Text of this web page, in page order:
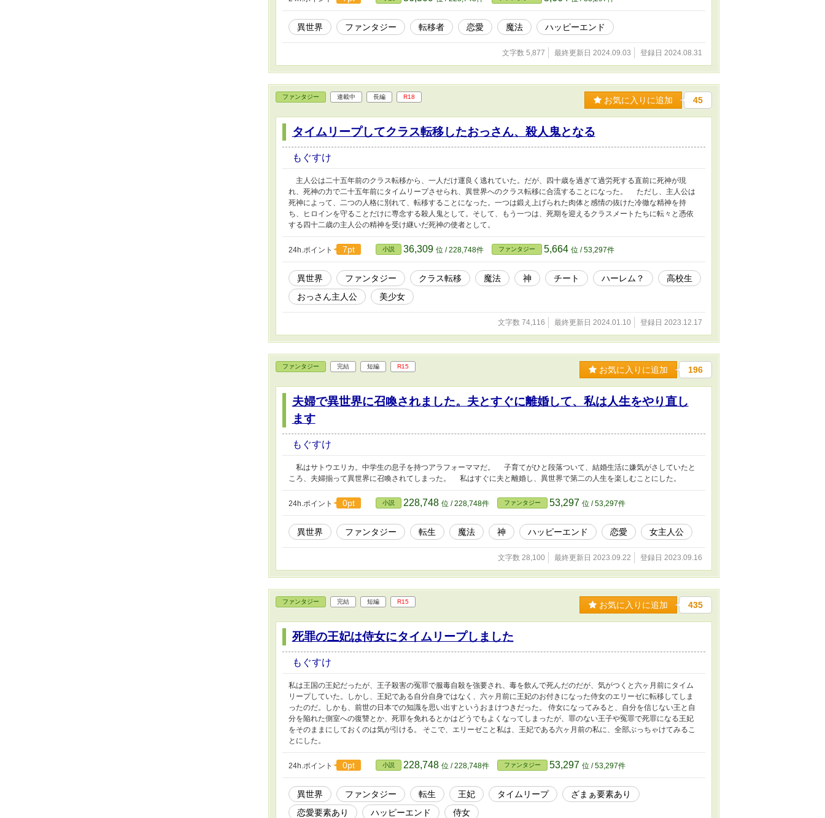
異世界 ファンタジー 転移者 恋愛 魔法 ハッピーエンド
文字数 5,877 最終更新日 2024.09.03 登録日 2024.08.31
ファンタジー 連載中 長編 R18 お気に入りに追加 45
タイムリープしてクラス転移したおっさん、殺人鬼となる
もぐすけ
主人公は二十五年前のクラス転移から、一人だけ運良く逃れていた。だが、四十歳を過ぎて過労死する直前に死神が現
れ、死神の力で二十五年前にタイムリープさせられ、異世界へのクラス転移に合流することになった。 ただし、主人公は
死神によって、二つの人格に別れて、転移することになった。一つは鍛え上げられた肉体と感情の抜けた冷徹な精神を持
ち、ヒロインを守ることだけに専念する殺人鬼として。そして、もう一つは、死期を迎えるクラスメートたちに転々と憑依
する四十二歳の主人公の精神を受け継いだ死神の使者として。
24h.ポイント 7pt 小説 36,309 位 / 228,748件 ファンタジー 5,664 位 / 53,297件
異世界 ファンタジー クラス転移 魔法 神 チート ハーレム？
高校生
おっさん主人公
美少女
文字数 74,116 最終更新日 2024.01.10 登録日 2023.12.17
ファンタジー 完結 短編 R15 お気に入りに追加 196
夫婦で異世界に召喚されました。夫とすぐに離婚して、私は人生をやり直し
ます
もぐすけ
私はサトウエリカ。中学生の息子を持つアラフォーママだ。 子育てがひと段落ついて、結婚生活に嫌気がさしていたと
ころ、夫婦揃って異世界に召喚されてしまった。 私はすぐに夫と離婚し、異世界で第二の人生を楽しむことにした。
24h.ポイント 0pt 小説 228,748 位 / 228,748件 ファンタジー 53,297 位 / 53,297件
異世界 ファンタジー 転生 魔法 神 ハッピーエンド 恋愛 女主人公
文字数 28,100 最終更新日 2023.09.22 登録日 2023.09.16
ファンタジー 完結 短編 R15 お気に入りに追加 435
死罪の王妃は侍女にタイムリープしました
もぐすけ
私は王国の王妃だったが、王子殺害の冤罪で服毒自殺を強要され、毒を飲んで死んだのだが、気がつくと六ヶ月前にタイム
リープしていた。しかし、王妃である自分自身ではなく、六ヶ月前に王妃のお付きになった侍女のエリーゼに転移してしま
ったのだ。しかも、前世の日本での知識を思い出すというおまけつきだった。 侍女になってみると、自分を信じない王と自
分を陥れた側室への復讐とか、死罪を免れるとかはどうでもよくなってしまったが、罪のない王子や冤罪で死罪になる王妃
をそのままにしておくのは気が引ける。 そこで、エリーゼこと私は、王妃である六ヶ月前の私に、全部ぶっちゃけてみるこ
とにした。
24h.ポイント 0pt 小説 228,748 位 / 228,748件 ファンタジー 53,297 位 / 53,297件
異世界 ファンタジー 転生 王妃 タイムリープ
ざまぁ要素あり
恋愛要素あり
ハッピーエンド 侍女